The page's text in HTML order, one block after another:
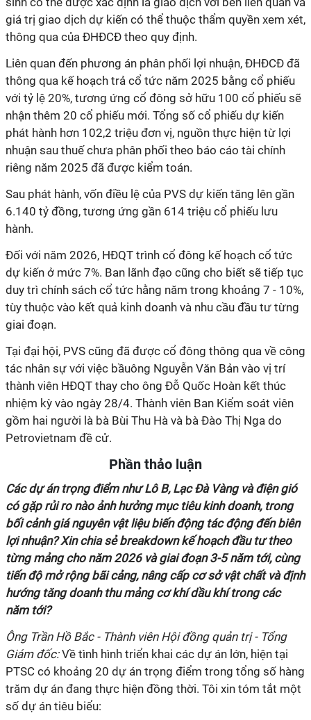
giá trị giao dịch dự kiến có thể thuộc thẩm quyền xem xét,
thông qua của ĐHĐCĐ theo quy định.
Liên quan đến phương án phân phối lợi nhuận, ĐHĐCĐ đã
thông qua kế hoạch trả cổ tức năm 2025 bằng cổ phiếu
với tỷ lệ 20%, tương ứng cổ đông sở hữu 100 cổ phiếu sẽ
nhận thêm 20 cổ phiếu mới. Tổng số cổ phiếu dự kiến
phát hành hơn 102,2 triệu đơn vị, nguồn thực hiện từ lợi
nhuận sau thuế chưa phân phối theo báo cáo tài chính
riêng năm 2025 đã được kiểm toán.
Sau phát hành, vốn điều lệ của PVS dự kiến tăng lên gần
6.140 tỷ đồng, tương ứng gần 614 triệu cổ phiếu lưu
hành.
Đối với năm 2026, HĐQT trình cổ đông kế hoạch cổ tức
dự kiến ở mức 7%. Ban lãnh đạo cũng cho biết sẽ tiếp tục
duy trì chính sách cổ tức hằng năm trong khoảng 7 - 10%,
tùy thuộc vào kết quả kinh doanh và nhu cầu đầu tư từng
giai đoạn.
Tại đại hội, PVS cũng đã được cổ đông thông qua về công
tác nhân sự với việc bầuông Nguyễn Văn Bản vào vị trí
thành viên HĐQT thay cho ông Đỗ Quốc Hoàn kết thúc
nhiệm kỳ vào ngày 28/4. Thành viên Ban Kiểm soát viên
gồm hai người là bà Bùi Thu Hà và bà Đào Thị Nga do
Petrovietnam đề cử.
Phần thảo luận
Các dự án trọng điểm như Lô B, Lạc Đà Vàng và điện gió
có gặp rủi ro nào ảnh hưởng mục tiêu kinh doanh, trong
bối cảnh giá nguyên vật liệu biến động tác động đến biên
lợi nhuận? Xin chia sẻ breakdown kế hoạch đầu tư theo
từng mảng cho năm 2026 và giai đoạn 3-5 năm tới, cùng
tiến độ mở rộng bãi cảng, nâng cấp cơ sở vật chất và định
hướng tăng doanh thu mảng cơ khí dầu khí trong các
năm tới?
Ông Trần Hồ Bắc - Thành viên Hội đồng quản trị - Tổng
Giám đốc:Về tình hình triển khai các dự án lớn, hiện tại
PTSC có khoảng 20 dự án trọng điểm trong tổng số hàng
trăm dự án đang thực hiện đồng thời. Tôi xin tóm tắt một
số dự án tiêu biểu: